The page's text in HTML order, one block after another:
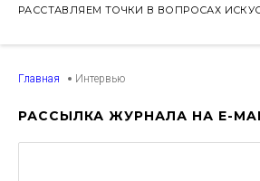
РАССТАВЛЯЕМ ТОЧКИ В ВОПРОСАХ
Главная Интервью
РАССЫЛКА ЖУРНАЛА НА E-